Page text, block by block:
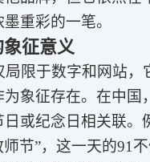
重彩的一笔。
征意义
局限于数字和网站，
象征存在。在中国
或纪念日相关联。
节”，这一天的91